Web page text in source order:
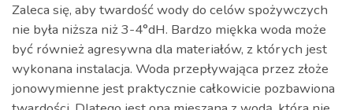
Zaleca się, aby twardość wody do celów spożywczych
nie była niższa niż 3-4°dH. Bardzo miękka woda może
być również agresywna dla materiałów, z których jest
wykonana instalacja. Woda przepływająca przez złoże
jonowymienne jest praktycznie całkowicie pozbawiona